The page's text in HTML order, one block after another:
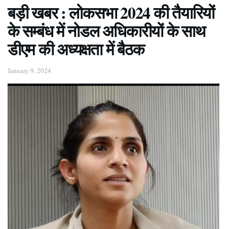
बड़ी खबर : लोकसभा 2024 की तैयारियों
के सम्बंध में नोडल अधिकारीयों के साथ
डीएम की अध्यक्षता में बैठक
January 9, 2024